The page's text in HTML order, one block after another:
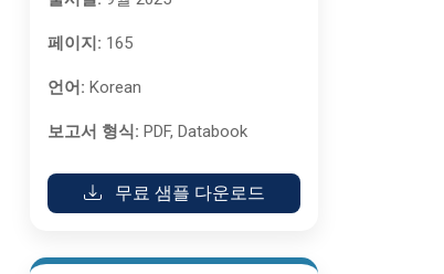
페이지: 165
언어: Korean
보고서 형식: PDF, Databook
무료 샘플 다운로드